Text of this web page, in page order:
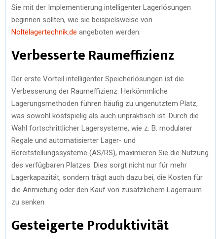
Sie mit der Implementierung intelligenter Lagerlösungen
beginnen sollten, wie sie beispielsweise von
Noltelagertechnik.de angeboten werden.
Verbesserte Raumeffizienz
Der erste Vorteil intelligenter Speicherlösungen ist die
Verbesserung der Raumeffizienz. Herkömmliche
Lagerungsmethoden führen häufig zu ungenutztem Platz,
was sowohl kostspielig als auch unpraktisch ist. Durch die
Wahl fortschrittlicher Lagersysteme, wie z. B. modularer
Regale und automatisierter Lager- und
Bereitstellungssysteme (AS/RS), maximieren Sie die Nutzung
des verfügbaren Platzes. Dies sorgt nicht nur für mehr
Lagerkapazität, sondern trägt auch dazu bei, die Kosten für
die Anmietung oder den Kauf von zusätzlichem Lagerraum
zu senken.
Gesteigerte Produktivität